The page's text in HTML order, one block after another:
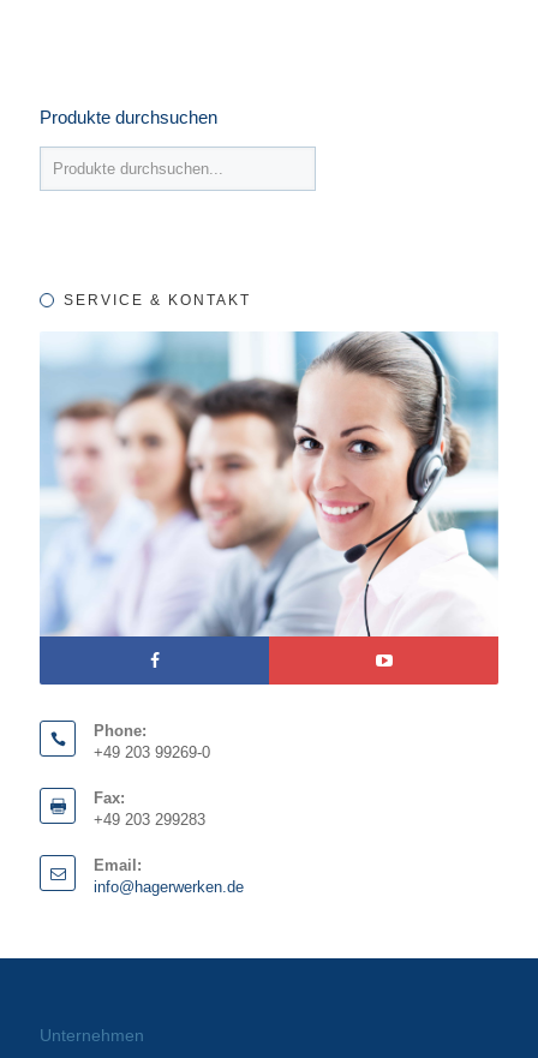
Produkte durchsuchen
SERVICE & KONTAKT
Phone:
+49 203 99269-0
Fax:
+49 203 299283
Email:
info@hagerwerken.de
Unternehmen